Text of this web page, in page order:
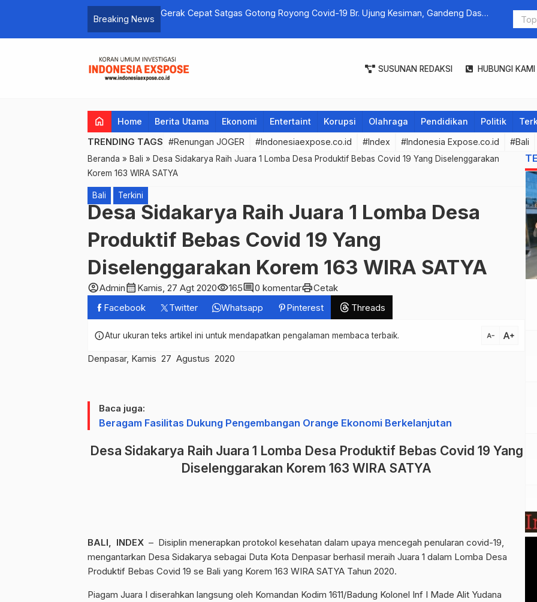
Breaking News
Gerak Cepat Satgas Gotong Royong Covid-19 Br. Ujung Kesiman, Gandeng Dasa
SUSUNAN REDAKSI HUBUNGI KAMI
home Home Berita Utama Ekonomi Entertaint Korupsi Olahraga Pendidikan Politik
TRENDING TAGS #Renungan JOGER #Indonesiaexpose.co.id #Index #Indonesia Expose.co.id #Bali
Beranda » Bali » Desa Sidakarya Raih Juara 1 Lomba Desa Produktif Bebas Covid 19 Yang Diselenggarakan
Korem 163 WIRA SATYA
Bali Terkini
Desa Sidakarya Raih Juara 1 Lomba Desa
Produktif Bebas Covid 19 Yang
Diselenggarakan Korem 163 WIRA SATYA
account_circleAdmincalendar_month Kamis, 27 Agt 2020visibility165comment0 komentarprintCetak
Facebook
Twitter Whatsapp Pinterest Threads
infoAtur ukuran teks artikel ini untuk mendapatkan pengalaman membaca terbaik. text_decrease text_increase
Denpasar, Kamis 27 Agustus 2020
Baca juga:
Beragam Fasilitas Dukung Pengembangan Orange Ekonomi Berkelanjutan
Desa Sidakarya Raih Juara 1 Lomba Desa Produktif Bebas Covid 19 Yang
Diselenggarakan Korem 163 WIRA SATYA
BALI, INDEX – Disiplin menerapkan protokol kesehatan dalam upaya mencegah penularan covid-19,
mengantarkan Desa Sidakarya sebagai Duta Kota Denpasar berhasil meraih Juara 1 dalam Lomba Desa
Produktif Bebas Covid 19 se Bali yang Korem 163 WIRA SATYA Tahun 2020.
Piagam Juara I diserahkan langsung oleh Komandan Kodim 1611/Badung Kolonel Inf I Made Alit Yudana